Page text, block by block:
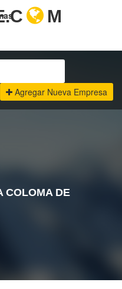
M
Agregar Nueva Empresa
COLOMA DE